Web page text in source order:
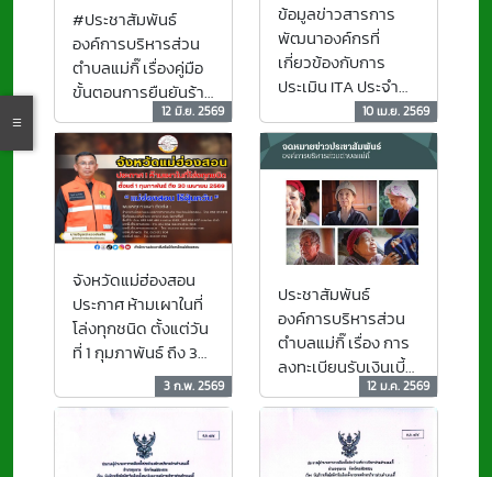
#ประชาสัมพันธ์
องค์การบริหารส่วน
ตำบลแม่กิ๊ เรื่องคู่มือ
ขั้นตอนการยืนยันร้าน
ค้าใหม่ (สำหรับเจ้า
หน้าที่) และระยะเวลา
ใช้จ่าย 4 เดือน ตั้งแต่
เดือน 1 มิถุนายน -30
กันยายน 2569
12 มิ.ย. 2569
ข้อมูลข่าวสารการ
พัฒนาองค์กรที่
เกี่ยวข้องกับการ
ประเมิน ITA ประจำ
ปีงบประมาณ พ.ศ.
2569
10 เม.ย. 2569
จังหวัดแม่ฮ่องสอน
ประกาศ ห้ามเผาในที่
โล่งทุกชนิด ตั้งแต่วัน
ที่ 1 กุมภาพันธ์ ถึง 30
เมษายน 2569 "
แม่ฮ่องสอน ไร้ฝุ่นควัน
3 ก.พ. 2569
ประชาสัมพันธ์
องค์การบริหารส่วน
ตำบลแม่กิ๊ เรื่อง การ
ลงทะเบียนรับเงินเบี้ย
ยังชีพผู้สูงอายุ ประจำ
ปีงบประมาณ 2570
12 ม.ค. 2569